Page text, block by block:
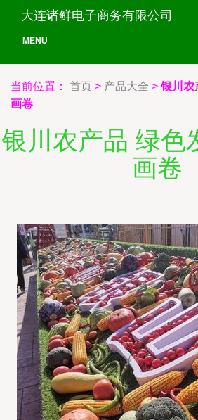
大连诸鲜电子商务有限公司
MENU
当前位置： 首页 > 产品大全 > 银川农
画卷
银川农产品 绿色
画卷